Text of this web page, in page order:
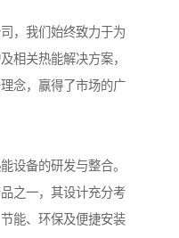
，我们始终致力于为
相关热能解决方案，
念，赢得了市场的广
设备的研发与整合。
之一，其设计充分考
能、环保及便捷安装